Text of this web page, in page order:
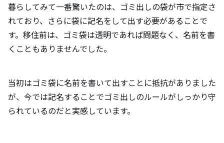
暮らしてみて一番驚いたのは、ゴミ出しの袋が市で指定さ
れており、さらに袋に記名をして出す必要があることで
す。移住前は、ゴミ袋は透明であれば問題なく、名前を書
くこともありませんでした。
当初はゴミ袋に名前を書いて出すことに抵抗がありました
が、今では記名することでゴミ出しのルールがしっかり守
られているのだと実感しています。